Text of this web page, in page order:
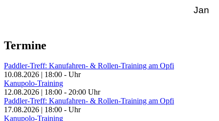
Jan
Termine
Paddler-Treff: Kanufahren- & Rollen-Training am Opfi
10.08.2026
18:00 - Uhr
Kanupolo-Training
12.08.2026
18:00 - 20:00 Uhr
Paddler-Treff: Kanufahren- & Rollen-Training am Opfi
17.08.2026
18:00 - Uhr
Kanupolo-Training